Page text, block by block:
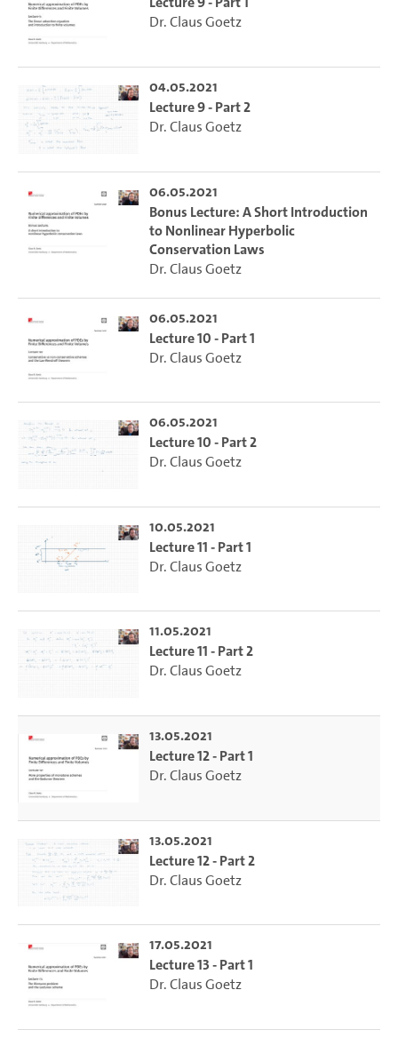
Dr. Claus Goetz
04.05.2021
Lecture 9 - Part 2
Dr. Claus Goetz
06.05.2021
Bonus Lecture: A Short Introduction
to Nonlinear Hyperbolic
Conservation Laws
Dr. Claus Goetz
06.05.2021
Lecture 10 - Part 1
Dr. Claus Goetz
06.05.2021
Lecture 10 - Part 2
Dr. Claus Goetz
10.05.2021
Lecture 11 - Part 1
Dr. Claus Goetz
11.05.2021
Lecture 11 - Part 2
Dr. Claus Goetz
13.05.2021
Lecture 12 - Part 1
Dr. Claus Goetz
13.05.2021
Lecture 12 - Part 2
Dr. Claus Goetz
17.05.2021
Lecture 13 - Part 1
Dr. Claus Goetz